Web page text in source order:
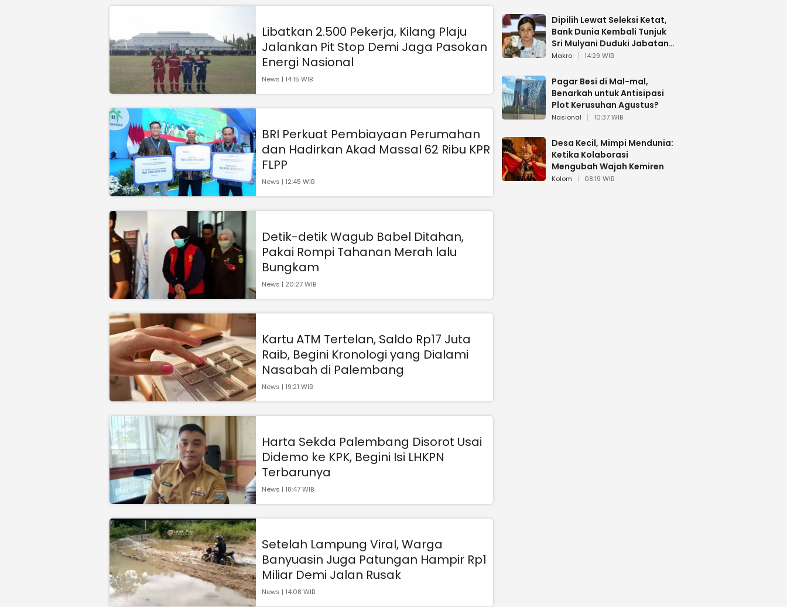
Libatkan 2.500 Pekerja, Kilang Plaju
Jalankan Pit Stop Demi Jaga Pasokan
Energi Nasional
News | 14:15 WIB
BRI Perkuat Pembiayaan Perumahan
dan Hadirkan Akad Massal 62 Ribu KPR
FLPP
News | 12:45 WIB
Detik-detik Wagub Babel Ditahan,
Pakai Rompi Tahanan Merah lalu
Bungkam
News | 20:27 WIB
Kartu ATM Tertelan, Saldo Rp17 Juta
Raib, Begini Kronologi yang Dialami
Nasabah di Palembang
News | 19:21 WIB
Harta Sekda Palembang Disorot Usai
Didemo ke KPK, Begini Isi LHKPN
Terbarunya
News | 18:47 WIB
Setelah Lampung Viral, Warga
Banyuasin Juga Patungan Hampir Rp1
Miliar Demi Jalan Rusak
News | 14:08 WIB
Dipilih Lewat Seleksi Ketat,
Bank Dunia Kembali Tunjuk
Sri Mulyani Duduki Jabatan
Strategis
Makro 14:29 WIB
Pagar Besi di Mal-mal,
Benarkah untuk Antisipasi
Plot Kerusuhan Agustus?
Nasional 10:37 WIB
Desa Kecil, Mimpi Mendunia:
Ketika Kolaborasi
Mengubah Wajah Kemiren
Kolom 08:19 WIB